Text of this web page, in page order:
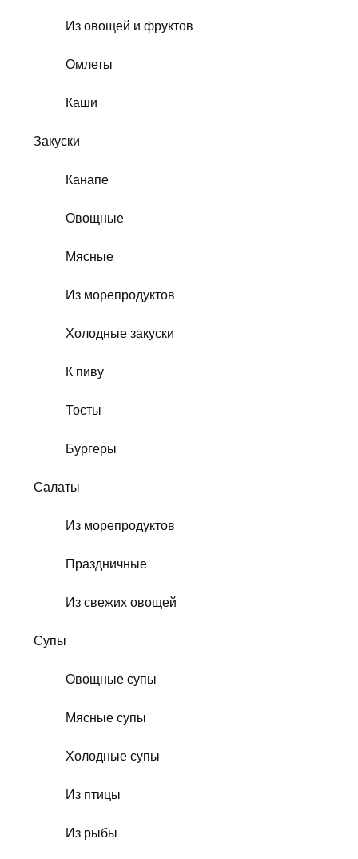
Из овощей и фруктов
Омлеты
Каши
Закуски
Канапе
Овощные
Мясные
Из морепродуктов
Холодные закуски
К пиву
Тосты
Бургеры
Салаты
Из морепродуктов
Праздничные
Из свежих овощей
Супы
Овощные супы
Мясные супы
Холодные супы
Из птицы
Из рыбы